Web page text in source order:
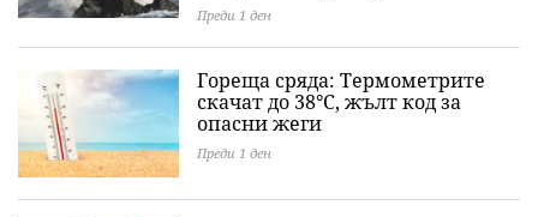
Преди 1 ден
Гореща сряда: Термометрите
скачат до 38°C, жълт код за
опасни жеги
Преди 1 ден